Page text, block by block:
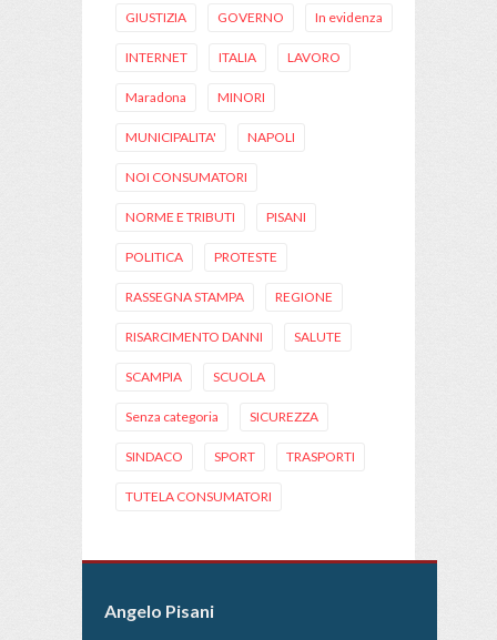
GIUSTIZIA GOVERNO In evidenza
INTERNET ITALIA LAVORO
Maradona MINORI
MUNICIPALITA' NAPOLI
NOI CONSUMATORI
NORME E TRIBUTI PISANI
POLITICA PROTESTE
RASSEGNA STAMPA REGIONE
RISARCIMENTO DANNI SALUTE
SCAMPIA SCUOLA
Senza categoria SICUREZZA
SINDACO SPORT TRASPORTI
TUTELA CONSUMATORI
Angelo Pisani